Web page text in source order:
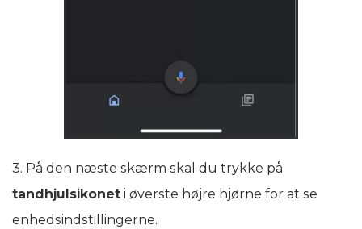
3. På den næste skærm skal du trykke på
tandhjulsikonet i øverste højre hjørne for at se
enhedsindstillingerne.